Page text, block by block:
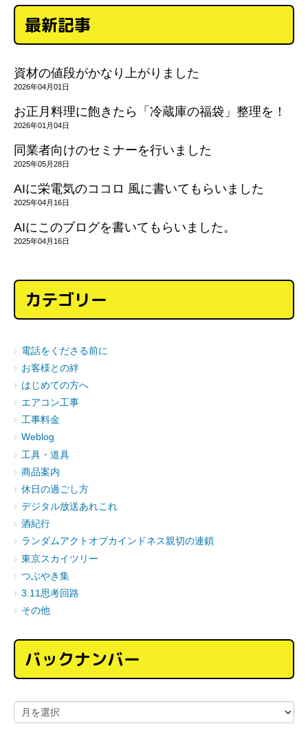
最新記事
資材の値段がかなり上がりました
2026年04月01日
お正月料理に飽きたら「冷蔵庫の福袋」整理を！
2026年01月04日
同業者向けのセミナーを行いました
2025年05月28日
AIに栄電気のココロ 風に書いてもらいました
2025年04月16日
AIにこのブログを書いてもらいました。
2025年04月16日
カテゴリー
電話をくださる前に
お客様との絆
はじめての方へ
エアコン工事
工事料金
Weblog
工具・道具
商品案内
休日の過ごし方
デジタル放送あれこれ
酒紀行
ランダムアクトオブカインドネス親切の連鎖
東京スカイツリー
つぶやき集
3.11思考回路
その他
バックナンバー